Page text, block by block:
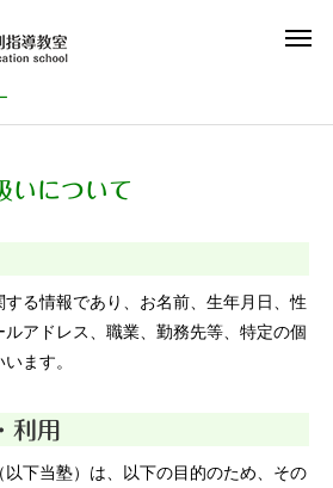
いについて
る情報であり、お名前、生年月日、性
アドレス、職業、勤務先等、特定の個
ます。
利用
下当塾）は、以下の目的のため、その